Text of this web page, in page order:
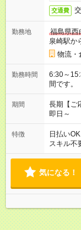
交通費
勤務地
福島県西
泉崎駅か
物流・
勤務時間
6:30～15:30
間です。
期間
長期【ご
即日～
特徴 日払いOK
スキル不
気になる！